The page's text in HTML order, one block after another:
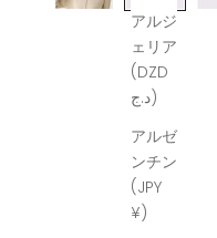
アルジ
ェリア
(DZD
د.ج)
アルゼ
ンチン
(JPY
¥)